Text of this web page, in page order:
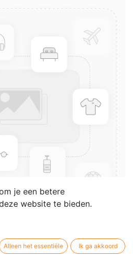
solfèges en
je een betere
website te bieden.
Alleen het essentiële Ik ga akkoord